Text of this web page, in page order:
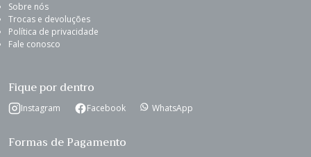
Sobre nós
Trocas e devoluções
Política de privacidade
Fale conosco
Fique por dentro
Instagram Facebook WhatsApp
Formas de Pagamento